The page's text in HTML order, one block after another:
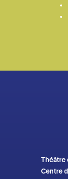
Théâtre
Centre